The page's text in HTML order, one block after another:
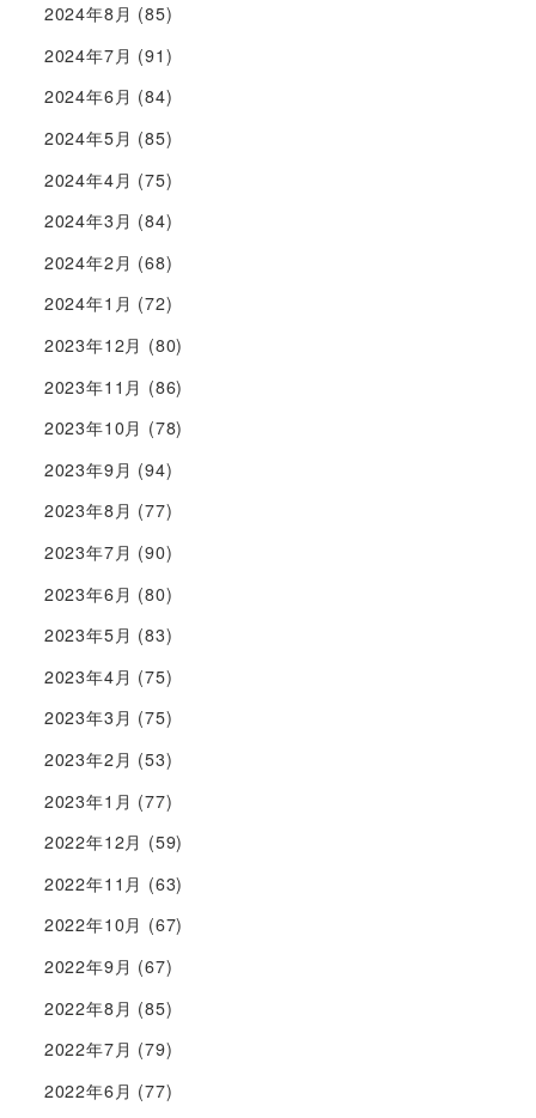
2024年8月 (85)
2024年7月 (91)
2024年6月 (84)
2024年5月 (85)
2024年4月 (75)
2024年3月 (84)
2024年2月 (68)
2024年1月 (72)
2023年12月 (80)
2023年11月 (86)
2023年10月 (78)
2023年9月 (94)
2023年8月 (77)
2023年7月 (90)
2023年6月 (80)
2023年5月 (83)
2023年4月 (75)
2023年3月 (75)
2023年2月 (53)
2023年1月 (77)
2022年12月 (59)
2022年11月 (63)
2022年10月 (67)
2022年9月 (67)
2022年8月 (85)
2022年7月 (79)
2022年6月 (77)